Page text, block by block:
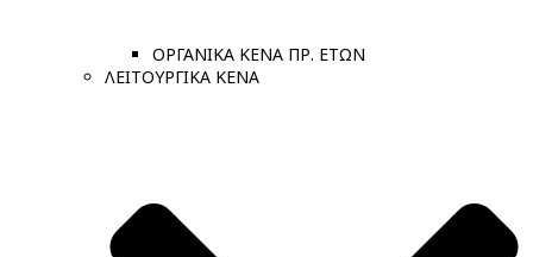
ΟΡΓΑΝΙΚΑ ΚΕΝΑ ΠΡ. ΕΤΩΝ
ΛΕΙΤΟΥΡΓΙΚΑ ΚΕΝΑ